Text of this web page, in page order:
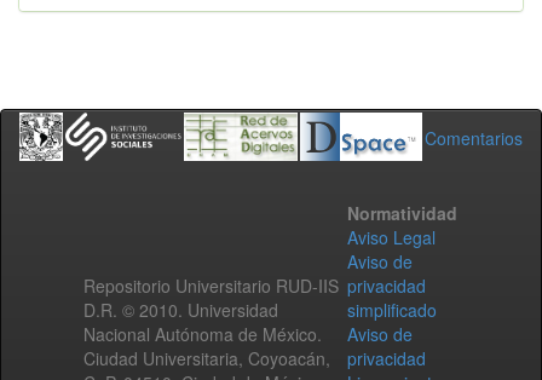
Comentarios
Repositorio Universitario RUD-IIS
D.R. © 2010. Universidad
Nacional Autónoma de México.
Ciudad Universitaria, Coyoacán,
Normatividad
Aviso Legal
Aviso de
privacidad
simplificado
Aviso de
privacidad